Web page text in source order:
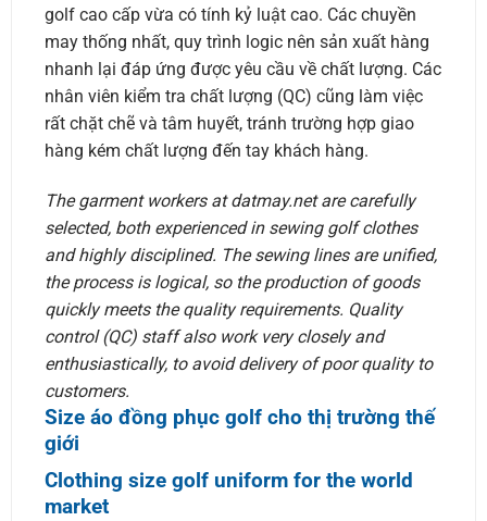
golf cao cấp vừa có tính kỷ luật cao. Các chuyền
may thống nhất, quy trình logic nên sản xuất hàng
nhanh lại đáp ứng được yêu cầu về chất lượng. Các
nhân viên kiểm tra chất lượng (QC) cũng làm việc
rất chặt chẽ và tâm huyết, tránh trường hợp giao
hàng kém chất lượng đến tay khách hàng.
The garment workers at datmay.net are carefully
selected, both experienced in sewing golf clothes
and highly disciplined. The sewing lines are unified,
the process is logical, so the production of goods
quickly meets the quality requirements. Quality
control (QC) staff also work very closely and
enthusiastically, to avoid delivery of poor quality to
customers.
Size áo đồng phục golf cho thị trường thế
giới
Clothing size golf uniform for the world
market